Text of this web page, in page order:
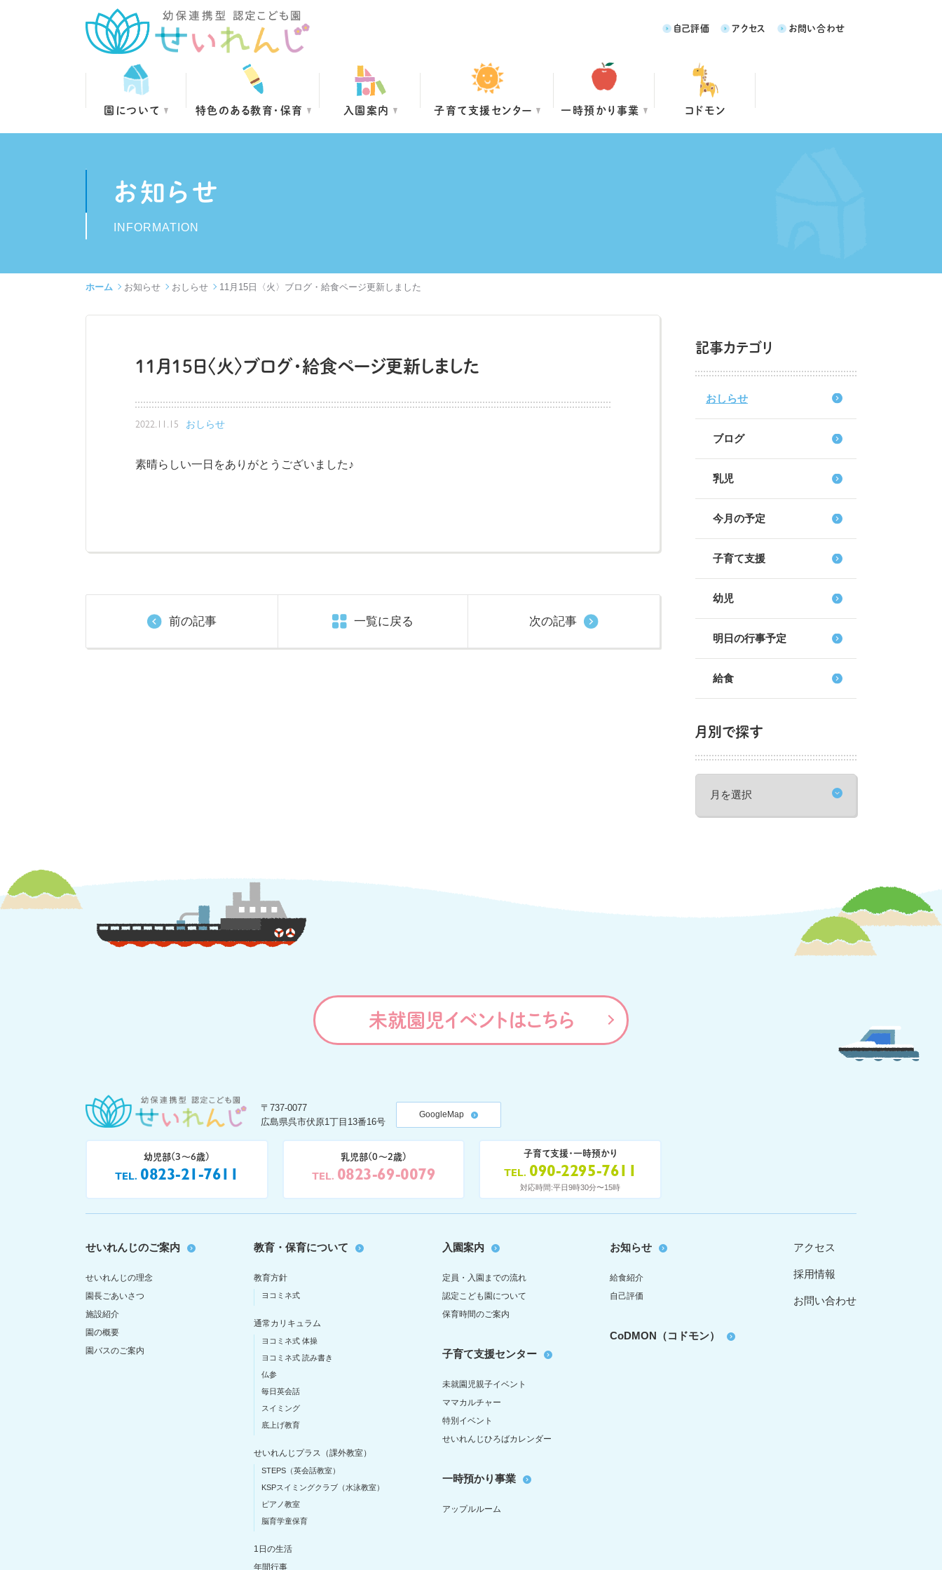
園について 特色のある教育・保育 入園案内 子育て支援センター 一時預かり事業 コドモン
自己評価 アクセス お問い合わせ
お知らせ
INFORMATION
ホーム お知らせ おしらせ 11月15日〈火〉ブログ・給食ページ更新しました
11月15日〈火〉ブログ・給食ページ更新しました
2022.11.15 おしらせ
素晴らしい一日をありがとうございました♪
前の記事 一覧に戻る 次の記事
記事カテゴリ
おしらせ
ブログ
乳児
今月の予定
子育て支援
幼児
明日の行事予定
給食
月別で探す
未就園児イベントはこちら
〒737-0077
広島県呉市伏原1丁目13番16号
GoogleMap
幼児部(3〜6歳)
TEL 0823-21-7611
乳児部(0〜2歳)
TEL 0823-69-0079
子育て支援・一時預かり
TEL 090-2295-7611
対応時間:平日9時30分〜15時
せいれんじのご案内
せいれんじの理念
園長ごあいさつ
施設紹介
園の概要
園バスのご案内
教育・保育について
教育方針
ヨコミネ式
通常カリキュラム
ヨコミネ式 体操
ヨコミネ式 読み書き
仏参
毎日英会話
スイミング
底上げ教育
せいれんじプラス（課外教室）
STEPS（英会話教室）
KSPスイミングクラブ（水泳教室）
ピアノ教室
脳育学童保育
1日の生活
年間行事
入園案内
定員・入園までの流れ
認定こども園について
保育時間のご案内
子育て支援センター
未就園児親子イベント
ママカルチャー
特別イベント
せいれんじひろばカレンダー
一時預かり事業
アップルルーム
お知らせ
給食紹介
自己評価
CoDMON（コドモン）
アクセス
採用情報
お問い合わせ